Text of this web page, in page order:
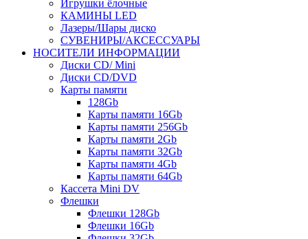
Игрушки ёлочные
КАМИНЫ LED
Лазеры/Шары диско
СУВЕНИРЫ/АКСЕССУАРЫ
НОСИТЕЛИ ИНФОРМАЦИИ
Диски CD/ Mini
Диски CD/DVD
Карты памяти
128Gb
Карты памяти 16Gb
Карты памяти 256Gb
Карты памяти 2Gb
Карты памяти 32Gb
Карты памяти 4Gb
Карты памяти 64Gb
Кассета Mini DV
Флешки
Флешки 128Gb
Флешки 16Gb